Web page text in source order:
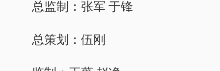
总监制：张军 于锋
总策划：伍刚